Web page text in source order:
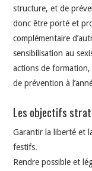
structure, et de
donc être porté et
complémentaire
sensibilisation au
actions de formation,
de prévention à
Les objectifs
Garantir la liberté et
festifs.
Rendre possible et